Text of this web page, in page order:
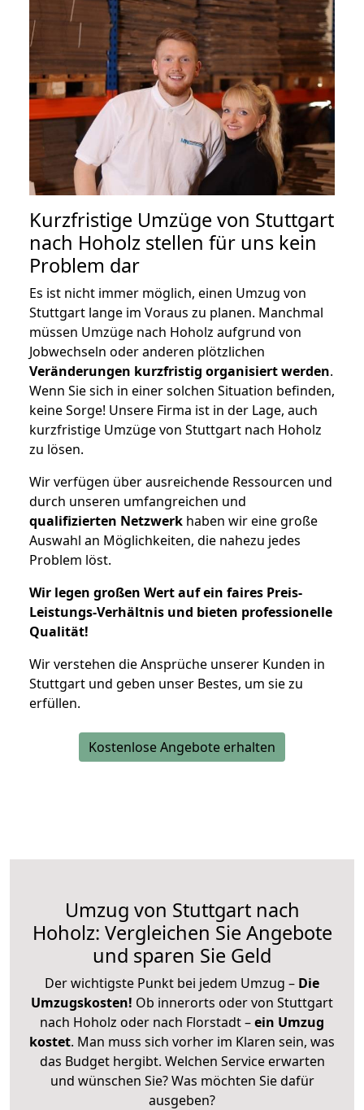
Kurzfristige Umzüge von Stuttgart
nach Hoholz stellen für uns kein
Problem dar
Es ist nicht immer möglich, einen Umzug von
Stuttgart lange im Voraus zu planen. Manchmal
müssen Umzüge nach Hoholz aufgrund von
Jobwechseln oder anderen plötzlichen
Veränderungen kurzfristig organisiert werden.
Wenn Sie sich in einer solchen Situation befinden,
keine Sorge! Unsere Firma ist in der Lage, auch
kurzfristige Umzüge von Stuttgart nach Hoholz
zu lösen.
Wir verfügen über ausreichende Ressourcen und
durch unseren umfangreichen und
qualifizierten Netzwerk haben wir eine große
Auswahl an Möglichkeiten, die nahezu jedes
Problem löst.
Wir legen großen Wert auf ein faires Preis-
Leistungs-Verhältnis und bieten professionelle
Qualität!
Wir verstehen die Ansprüche unserer Kunden in
Stuttgart und geben unser Bestes, um sie zu
erfüllen.
Kostenlose Angebote erhalten
Umzug von Stuttgart nach
Hoholz: Vergleichen Sie Angebote
und sparen Sie Geld
Der wichtigste Punkt bei jedem Umzug – Die
Umzugskosten! Ob innerorts oder von Stuttgart
nach Hoholz oder nach Florstadt –ein Umzug
kostet. Man muss sich vorher im Klaren sein, was
das Budget hergibt. Welchen Service erwarten
und wünschen Sie? Was möchten Sie dafür
ausgeben?